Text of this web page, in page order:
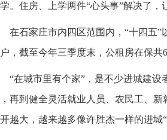
学。住房、上学两件“心头事”解决了，
在石家庄市内四区范围内，“十四五
，截至今年三季度末，公租房在保共
“在城市里有个家”，是不少进城建
再到健全灵活就业人员、农民工、
越大，越来越多像许胜杰一样的进城